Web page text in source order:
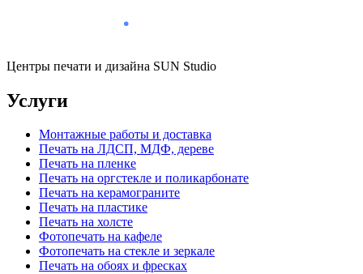
Центры печати и дизайна SUN Studio
Услуги
Монтажные работы и доставка
Печать на ЛДСП, МДФ, дереве
Печать на пленке
Печать на оргстекле и поликарбонате
Печать на керамограните
Печать на пластике
Печать на холсте
Фотопечать на кафеле
Фотопечать на стекле и зеркале
Печать на обоях и фресках